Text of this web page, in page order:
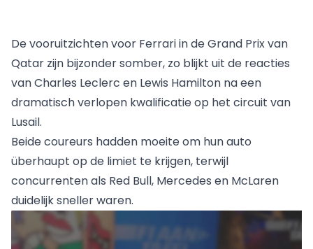
De vooruitzichten voor Ferrariin de Grand Prix van
Qatar zijn bijzonder somber, zo blijkt uit de reacties
vanCharles Leclerc en Lewis Hamilton na een
dramatisch verlopen kwalificatie op het circuit van
Lusail.
Beide coureurs hadden moeite om hun auto
überhaupt op de limiet te krijgen, terwijl
concurrenten als Red Bull, Mercedes en McLaren
duidelijk sneller waren.